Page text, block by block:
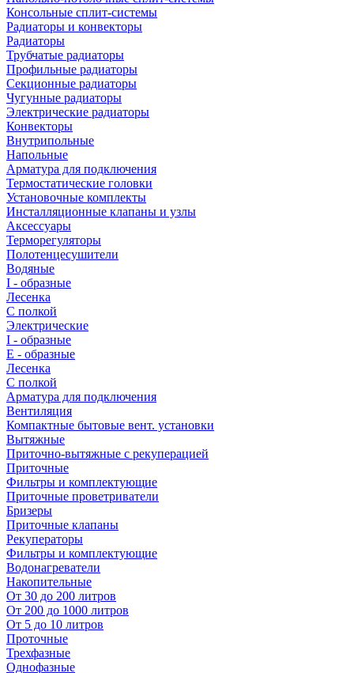
Консольные сплит-системы
Радиаторы и конвекторы
Радиаторы
Трубчатые радиаторы
Профильные радиаторы
Секционные радиаторы
Чугунные радиаторы
Электрические радиаторы
Конвекторы
Внутрипольные
Напольные
Арматура для подключения
Термостатические головки
Установочные комплекты
Инсталляционные клапаны и узлы
Аксессуары
Терморегуляторы
Полотенцесушители
Водяные
I - образные
Лесенка
С полкой
Электрические
I - образные
E - образные
Лесенка
С полкой
Арматура для подключения
Вентиляция
Компактные бытовые вент. установки
Вытяжные
Приточно-вытяжные с рекуперацией
Приточные
Фильтры и комплектующие
Приточные проветриватели
Бризеры
Приточные клапаны
Рекуператоры
Фильтры и комплектующие
Водонагреватели
Накопительные
От 30 до 200 литров
От 200 до 1000 литров
От 5 до 10 литров
Проточные
Трехфазные
Однофазные